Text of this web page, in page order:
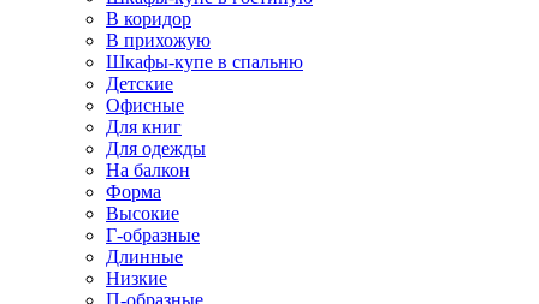
В коридор
В прихожую
Шкафы-купе в спальню
Детские
Офисные
Для книг
Для одежды
На балкон
Форма
Высокие
Г-образные
Длинные
Низкие
П-образные